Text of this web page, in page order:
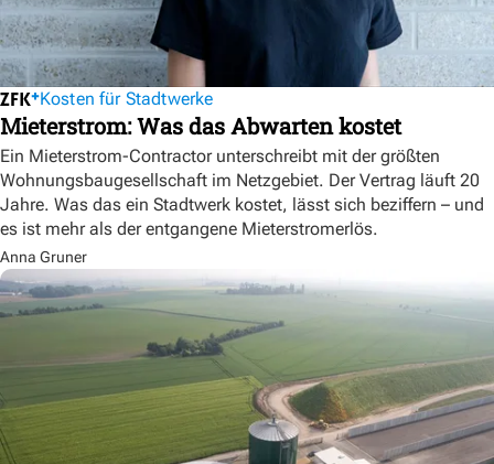
Kosten für Stadtwerke
Mieterstrom: Was das Abwarten kostet
Ein Mieterstrom-Contractor unterschreibt mit der größten
Wohnungsbaugesellschaft im Netzgebiet. Der Vertrag läuft 20
Jahre. Was das ein Stadtwerk kostet, lässt sich beziffern – und
es ist mehr als der entgangene Mieterstromerlös.
Anna Gruner